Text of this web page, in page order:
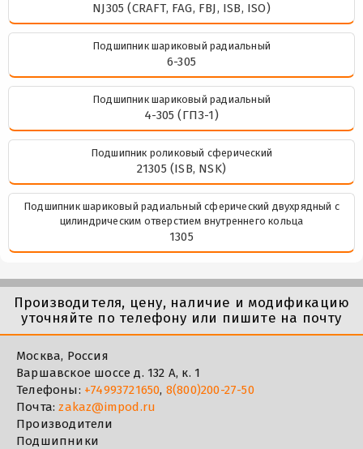
NJ305 (CRAFT, FAG, FBJ, ISB, ISO)
Подшипник шариковый радиальный
6-305
Подшипник шариковый радиальный
4-305 (ГПЗ-1)
Подшипник роликовый сферический
21305 (ISB, NSK)
Подшипник шариковый радиальный сферический двухрядный с
цилиндрическим отверстием внутреннего кольца
1305
Производителя, цену, наличие и модификацию
уточняйте по телефону или пишите на почту
Москва, Россия
Варшавское шоссе д. 132 А, к. 1
Телефоны: +74993721650, 8(800)200-27-50
Почта:zakaz@impod.ru
Производители
Подшипники